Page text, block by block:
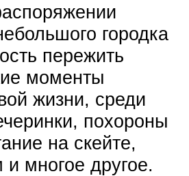
городка
пережить
моменты
жизни, среди
похороны
на скейте,
многое другое.